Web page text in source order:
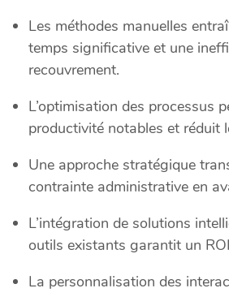
Les méthodes manuelles
temps significative et une
recouvrement.
L’optimisation des processus
productivité notables et réduit
Une approche stratégique
contrainte administrative en
L’intégration de solutions
outils existants garantit un
La personnalisation des